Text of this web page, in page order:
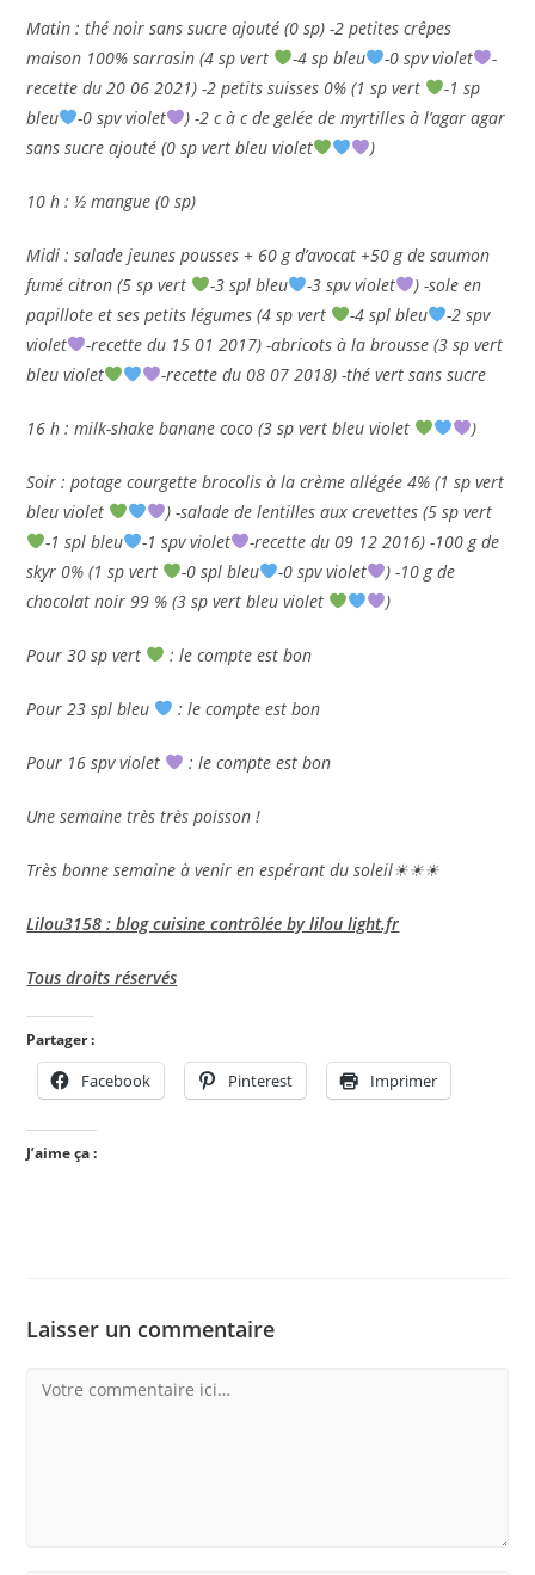
Matin : thé noir sans sucre ajouté (0 sp) -2 petites crêpes
maison 100% sarrasin (4 sp vert
-4 sp bleu -0 spv violet
-
recette du 20 06 2021) -2 petits suisses 0% (1 sp vert
-1 sp
bleu
-0 spv violet
) -2 c à c de gelée de myrtilles à l’agar agar
sans sucre ajouté (0 sp vert bleu violet
)
10 h : ½ mangue (0 sp)
Midi : salade jeunes pousses + 60 g d’avocat +50 g de saumon
fumé citron (5 sp vert
-3 spl bleu -3 spv violet
) -sole en
papillote et ses petits légumes (4 sp vert
-4 spl bleu
-2 spv
violet
-recette du 15 01 2017) -abricots à la brousse (3 sp vert
bleu violet
-recette du 08 07 2018) -thé vert sans sucre
16 h : milk-shake banane coco (3 sp vert bleu violet )
Soir : potage courgette brocolis à la crème allégée 4% (1 sp vert
bleu violet
) -salade de lentilles aux crevettes (5 sp vert
-1 spl bleu
-1 spv violet
-recette du 09 12 2016) -100 g de
skyr 0% (1 sp vert
-0 spl bleu -0 spv violet
) -10 g de
chocolat noir 99 % (3 sp vert bleu violet
)
Pour 30 sp vert : le compte est bon
Pour 23 spl bleu : le compte est bon
Pour 16 spv violet : le compte est bon
Une semaine très très poisson !
Très bonne semaine à venir en espérant du soleil☀☀☀
Lilou3158 : blog cuisine contrôlée by lilou light.fr
Tous droits réservés
Partager :
Facebook Pinterest Imprimer
J’aime ça :
Laisser un commentaire
Comment